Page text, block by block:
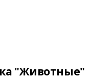
"Животные"